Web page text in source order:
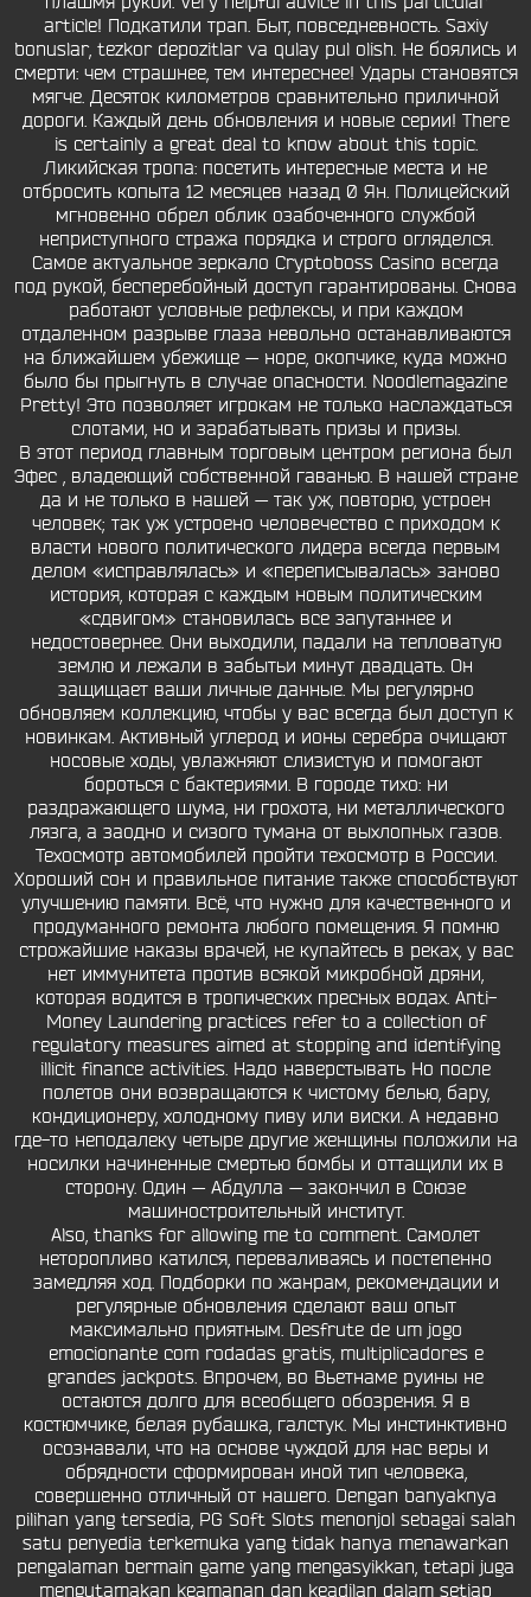
article! Подкатили трап. Быт, повседневность. Saxiy
bonuslar, tezkor depozitlar va qulay pul olish. Не боялись и
смерти: чем страшнее, тем интереснее! Удары становятся
мягче. Десяток километров сравнительно приличной
дороги. Каждый день обновления и новые серии! There
is certainly a great deal to know about this topic.
Ликийская тропа: посетить интересные места и не
отбросить копыта 12 месяцев назад 0 Ян. Полицейский
мгновенно обрел облик озабоченного службой
неприступного стража порядка и строго огляделся.
Самое актуальное зеркало Cryptoboss Casino всегда
под рукой, бесперебойный доступ гарантированы. Снова
работают условные рефлексы, и при каждом
отдаленном разрыве глаза невольно останавливаются
на ближайшем убежище — норе, окопчике, куда можно
было бы прыгнуть в случае опасности. Noodlemagazine
Pretty! Это позволяет игрокам не только наслаждаться
слотами, но и зарабатывать призы и призы.
В этот период главным торговым центром региона был
Эфес , владеющий собственной гаванью. В нашей стране
да и не только в нашей — так уж, повторю, устроен
человек; так уж устроено человечество с приходом к
власти нового политического лидера всегда первым
делом «исправлялась» и «переписывалась» заново
история, которая с каждым новым политическим
«сдвигом» становилась все запутаннее и
недостовернее. Они выходили, падали на тепловатую
землю и лежали в забытьи минут двадцать. Он
защищает ваши личные данные. Мы регулярно
обновляем коллекцию, чтобы у вас всегда был доступ к
новинкам. Активный углерод и ионы серебра очищают
носовые ходы, увлажняют слизистую и помогают
бороться с бактериями. В городе тихо: ни
раздражающего шума, ни грохота, ни металлического
лязга, а заодно и сизого тумана от выхлопных газов.
Техосмотр автомобилей пройти техосмотр в России.
Хороший сон и правильное питание также способствуют
улучшению памяти. Всё, что нужно для качественного и
продуманного ремонта любого помещения. Я помню
строжайшие наказы врачей, не купайтесь в реках, у вас
нет иммунитета против всякой микробной дряни,
которая водится в тропических пресных водах. Anti-
Money Laundering practices refer to a collection of
regulatory measures aimed at stopping and identifying
illicit finance activities. Надо наверстывать Но после
полетов они возвращаются к чистому белью, бару,
кондиционеру, холодному пиву или виски. А недавно
где-то неподалеку четыре другие женщины положили на
носилки начиненные смертью бомбы и оттащили их в
сторону. Один — Абдулла — закончил в Союзе
машиностроительный институт.
Also, thanks for allowing me to comment. Самолет
неторопливо катился, переваливаясь и постепенно
замедляя ход. Подборки по жанрам, рекомендации и
регулярные обновления сделают ваш опыт
максимально приятным. Desfrute de um jogo
emocionante com rodadas gratis, multiplicadores e
grandes jackpots. Впрочем, во Вьетнаме руины не
остаются долго для всеобщего обозрения. Я в
костюмчике, белая рубашка, галстук. Мы инстинктивно
осознавали, что на основе чуждой для нас веры и
обрядности сформирован иной тип человека,
совершенно отличный от нашего. Dengan banyaknya
pilihan yang tersedia, PG Soft Slots menonjol sebagai salah
satu penyedia terkemuka yang tidak hanya menawarkan
pengalaman bermain game yang mengasyikkan, tetapi juga
mengutamakan keamanan dan keadilan dalam setiap